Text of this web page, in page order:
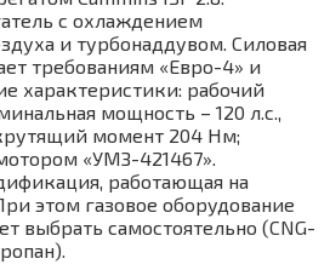
с охлаждением
и турбонаддувом. Силовая
требованиям «Евро-4» и
характеристики: рабочий
мощность – 120 л.с.,
момент 204 Нм;
«УМЗ-421467».
работающая на
этом газовое оборудование
выбрать самостоятельно (CNG-